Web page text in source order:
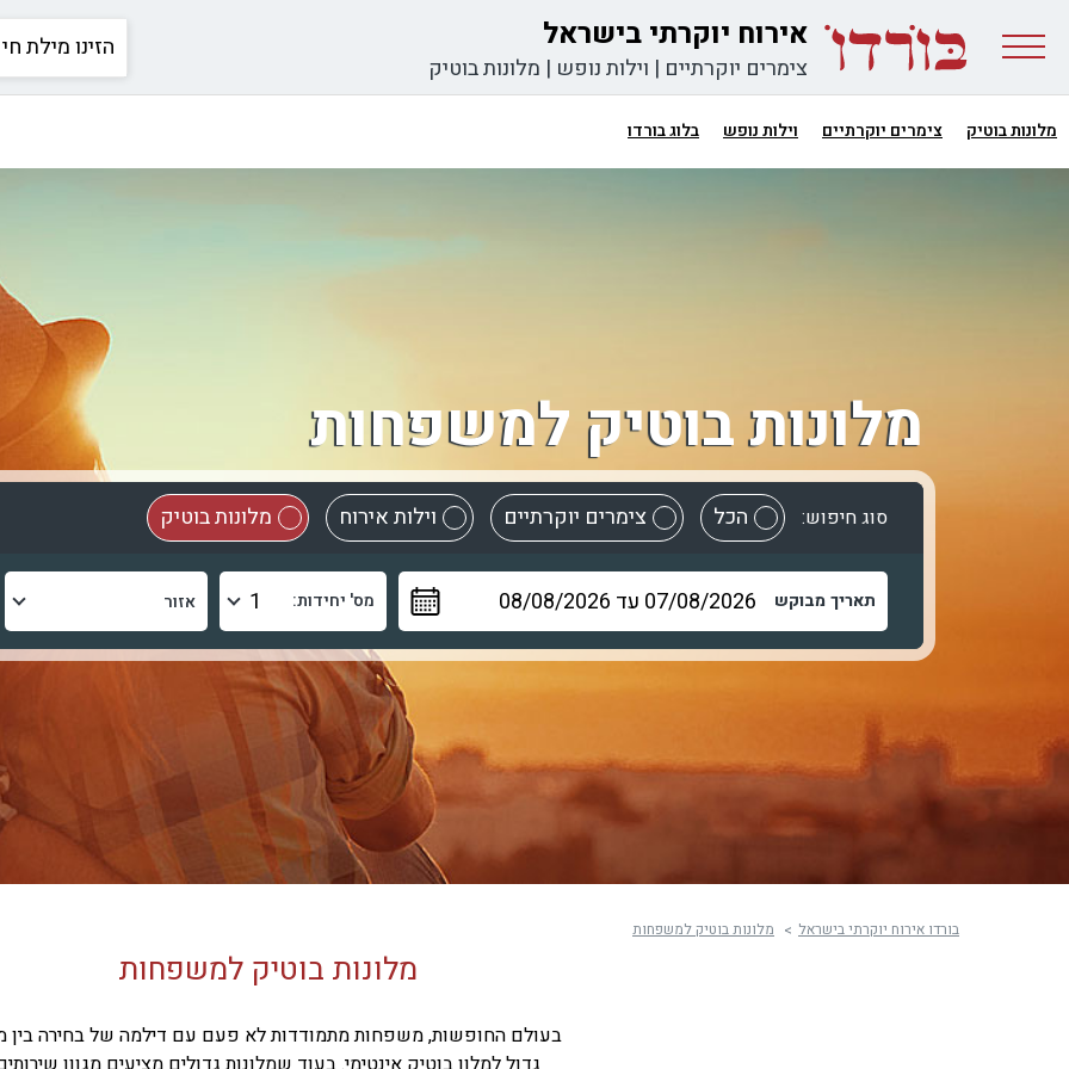
אירוח יוקרתי בישראל
צימרים יוקרתיים | וילות נופש | מלונות בוטיק
מלונות בוטיק צימרים יוקרתיים וילות נופש בלוג בורדו
מלונות בוטיק למשפחות
סוג חיפוש: הכל צימרים יוקרתיים וילות אירוח מלונות בוטיק
תאריך מבוקש מס' יחידות:
בורדו אירוח יוקרתי בישראל מלונות בוטיק למשפחות
מלונות בוטיק למשפחות
בעולם החופשות, משפחות מתמודדות לא פעם עם דילמה של בחירה בין